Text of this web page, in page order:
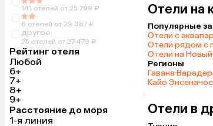
141 отелей от 25 799 ₽
6 отелей от 29 387 ₽
другое
25 отелей от 27 479 ₽
Рейтинг отеля
Любой
6+
7+
8+
9+
Расстояние до моря
1-я линия
Отели на
Популярные
Отели с
Отели рядом с
Отели на
Регионы
Гавана·
Кайо Энсеначос
Отели в